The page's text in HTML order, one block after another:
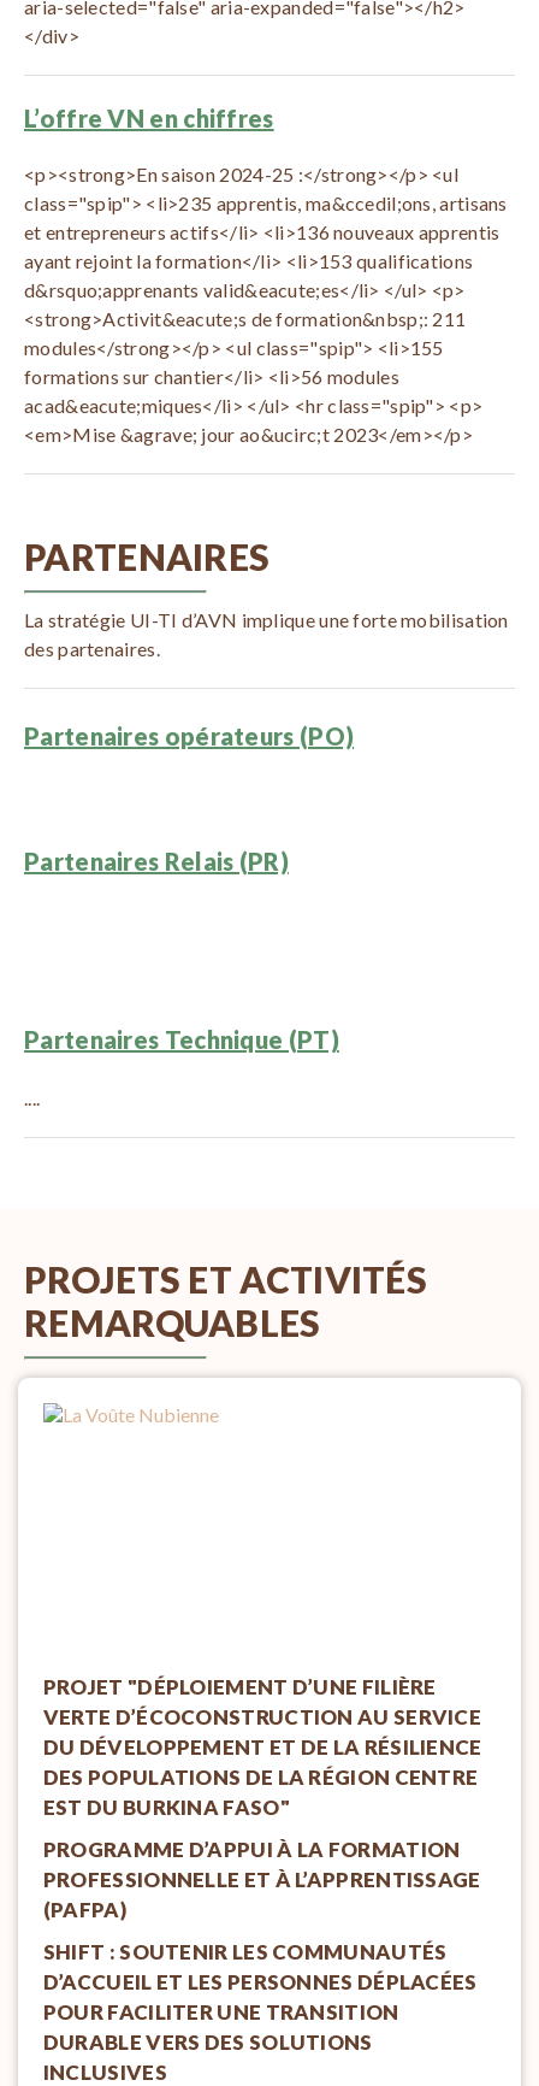
aria-selected="false" aria-expanded="false"></h2>
</div>
L’offre VN en chiffres
<p><strong>En saison 2024-25 :</strong></p> <ul
class="spip"> <li>235 apprentis, ma&ccedil;ons, artisans
et entrepreneurs actifs</li> <li>136 nouveaux apprentis
ayant rejoint la formation</li> <li>153 qualifications
d&rsquo;apprenants valid&eacute;es</li> </ul> <p>
<strong>Activit&eacute;s de formation&nbsp;: 211
modules</strong></p> <ul class="spip"> <li>155
formations sur chantier</li> <li>56 modules
acad&eacute;miques</li> </ul> <hr class="spip"> <p>
<em>Mise &agrave; jour ao&ucirc;t 2023</em></p>
PARTENAIRES
La stratégie UI-TI d’AVN implique une forte mobilisation
des partenaires.
Partenaires opérateurs (PO)
Partenaires Relais (PR)
Partenaires Technique (PT)
....
PROJETS ET ACTIVITÉS
REMARQUABLES
PROJET "DÉPLOIEMENT D’UNE FILIÈRE
VERTE D’ÉCOCONSTRUCTION AU SERVICE
DU DÉVELOPPEMENT ET DE LA RÉSILIENCE
DES POPULATIONS DE LA RÉGION CENTRE
EST DU BURKINA FASO"
PROGRAMME D’APPUI À LA FORMATION
PROFESSIONNELLE ET À L’APPRENTISSAGE
(PAFPA)
SHIFT : SOUTENIR LES COMMUNAUTÉS
D’ACCUEIL ET LES PERSONNES DÉPLACÉES
POUR FACILITER UNE TRANSITION
DURABLE VERS DES SOLUTIONS
INCLUSIVES